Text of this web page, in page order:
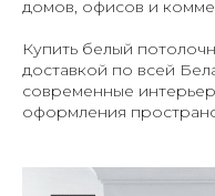
домов, офисов и
Купить белый
доставкой по всей
современные
оформления